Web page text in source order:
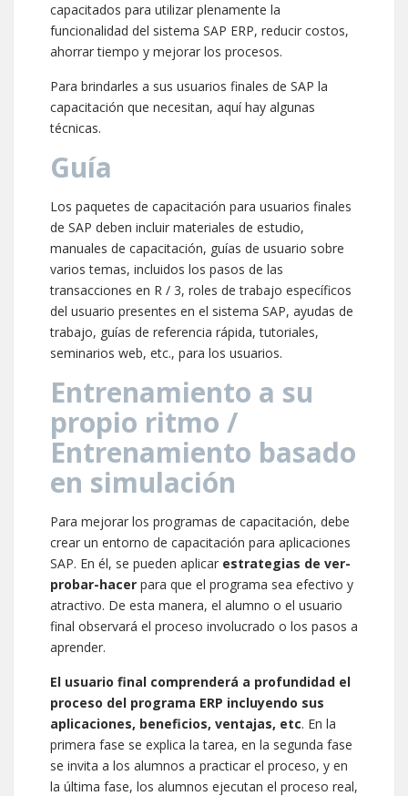
capacitados para utilizar plenamente la
funcionalidad del sistema SAP ERP, reducir costos,
ahorrar tiempo y mejorar los procesos.
Para brindarles a sus usuarios finales de SAP la
capacitación que necesitan, aquí hay algunas
técnicas.
Guía
Los paquetes de capacitación para usuarios finales
de SAP deben incluir materiales de estudio,
manuales de capacitación, guías de usuario sobre
varios temas, incluidos los pasos de las
transacciones en R / 3, roles de trabajo específicos
del usuario presentes en el sistema SAP, ayudas de
trabajo, guías de referencia rápida, tutoriales,
seminarios web, etc., para los usuarios.
Entrenamiento a su
propio ritmo /
Entrenamiento basado
en simulación
Para mejorar los programas de capacitación, debe
crear un entorno de capacitación para aplicaciones
SAP. En él, se pueden aplicar estrategias de ver-
probar-hacer para que el programa sea efectivo y
atractivo. De esta manera, el alumno o el usuario
final observará el proceso involucrado o los pasos a
aprender.
El usuario final comprenderá a profundidad el
proceso del programa ERP incluyendo sus
aplicaciones, beneficios, ventajas, etc. En la
primera fase se explica la tarea, en la segunda fase
se invita a los alumnos a practicar el proceso, y en
la última fase, los alumnos ejecutan el proceso real,